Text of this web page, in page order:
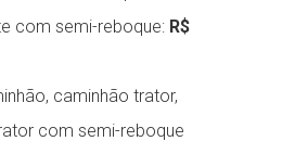
com semi-reboque: R$
caminhão trator,
com semi-reboque